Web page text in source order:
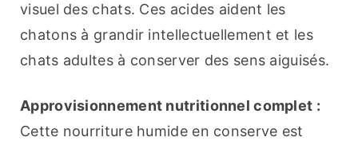
visuel des chats. Ces acides aident les
chatons à grandir intellectuellement et les
chats adultes à conserver des sens aiguisés.
Approvisionnement nutritionnel complet :
Cette nourriture humide en conserve est